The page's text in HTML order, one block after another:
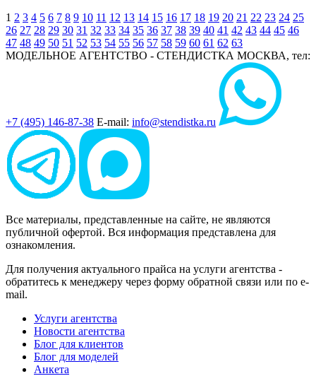
1 2 3 4 5 6 7 8 9 10 11 12 13 14 15 16 17 18 19 20 21 22 23 24 25
26 27 28 29 30 31 32 33 34 35 36 37 38 39 40 41 42 43 44 45 46
47 48 49 50 51 52 53 54 55 56 57 58 59 60 61 62 63
МОДЕЛЬНОЕ АГЕНТСТВО - СТЕНДИСТКА МОСКВА, тел:
+7 (495) 146-87-38 E-mail: info@stendistka.ru
Все материалы, представленные на сайте, не являются
публичной офертой. Вся информация представлена для
ознакомления.
Для получения актуального прайса на услуги агентства -
обратитесь к менеджеру через форму обратной связи или по e-
mail.
Услуги агентства
Новости агентства
Блог для клиентов
Блог для моделей
Анкета